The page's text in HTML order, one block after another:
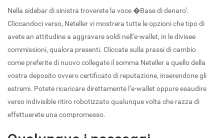
Nella sidebar di sinistra troverete la voce �Base di denaro’.
Cliccandoci verso, Neteller vi mostrera tutte le opzioni che tipo di
avete an attitudine a aggravare soldi nell’e-wallet, in le divisee
commissioni, qualora presenti. Cliccate sulla prassi di cambio
come preferite di nuovo collegate il somma Neteller a quello della
vostra deposito ovvero certificato di reputazione, inserendone gli
estremi. Potete ricaricare direttamente l’e-wallet oppure esaudire
verso indivisible ritiro robotizzato qualunque volta che razza di
effettuerete una compromesso.